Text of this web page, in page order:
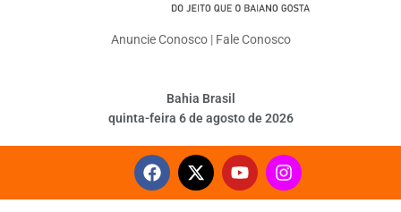
Anuncie Conosco| Fale Conosco
Bahia Brasil
quinta-feira 6 de agosto de 2026